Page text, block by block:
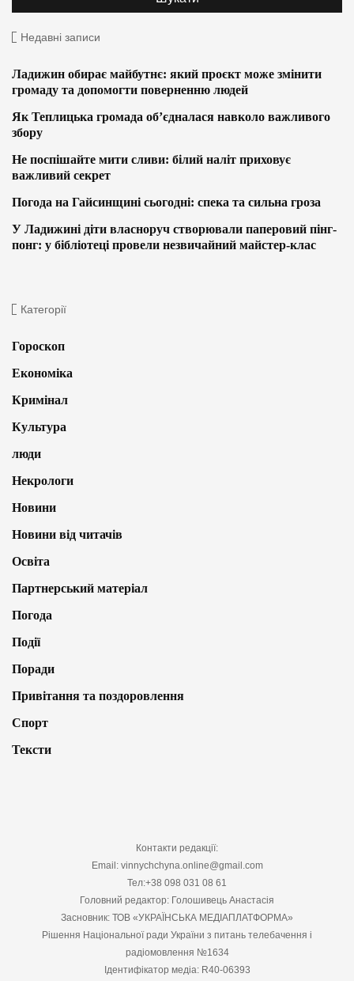
Недавні записи
Ладижин обирає майбутнє: який проєкт може змінити
громаду та допомогти поверненню людей
Як Теплицька громада об’єдналася навколо важливого
збору
Не поспішайте мити сливи: білий наліт приховує
важливий секрет
Погода на Гайсинщині сьогодні: спека та сильна гроза
У Ладижині діти власноруч створювали паперовий пінг-
понг: у бібліотеці провели незвичайний майстер-клас
Категорії
Гороскоп
Економіка
Кримінал
Культура
люди
Некрологи
Новини
Новини від читачів
Освіта
Партнерський матеріал
Погода
Події
Поради
Привітання та поздоровлення
Спорт
Тексти
Контакти редакції:
Email: vinnychchyna.online@gmail.com
Тел:+38 098 031 08 61
Головний редактор: Голошивець Анастасія
Засновник: ТОВ «УКРАЇНСЬКА МЕДІАПЛАТФОРМА»
Рішення Національної ради України з питань телебачення і
радіомовлення №1634
Ідентифікатор медіа: R40-06393